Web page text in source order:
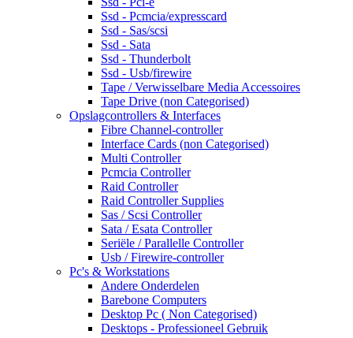
Ssd - Pcmcia/expresscard
Ssd - Sas/scsi
Ssd - Sata
Ssd - Thunderbolt
Ssd - Usb/firewire
Tape / Verwisselbare Media Accessoires
Tape Drive (non Categorised)
Opslagcontrollers & Interfaces
Fibre Channel-controller
Interface Cards (non Categorised)
Multi Controller
Pcmcia Controller
Raid Controller
Raid Controller Supplies
Sas / Scsi Controller
Sata / Esata Controller
Seriële / Parallelle Controller
Usb / Firewire-controller
Pc's & Workstations
Andere Onderdelen
Barebone Computers
Desktop Pc ( Non Categorised)
Desktops - Professioneel Gebruik